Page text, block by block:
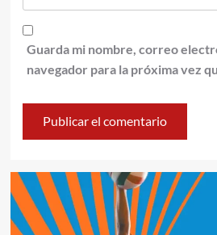
Guarda mi nombre, correo
navegador para la próxima vez